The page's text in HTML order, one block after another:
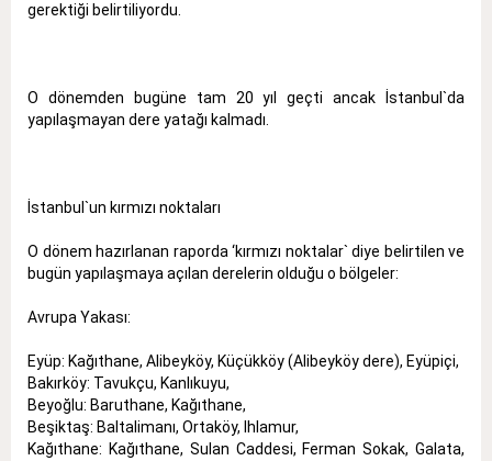
gerektiği belirtiliyordu.
O dönemden bugüne tam 20 yıl geçti ancak İstanbul`da
yapılaşmayan dere yatağı kalmadı.
İstanbul`un kırmızı noktaları
O dönem hazırlanan raporda ‘kırmızı noktalar` diye belirtilen ve
bugün yapılaşmaya açılan derelerin olduğu o bölgeler:
Avrupa Yakası:
Eyüp: Kağıthane, Alibeyköy, Küçükköy (Alibeyköy dere), Eyüpiçi,
Bakırköy: Tavukçu, Kanlıkuyu,
Beyoğlu: Baruthane, Kağıthane,
Beşiktaş: Baltalimanı, Ortaköy, Ihlamur,
Kağıthane: Kağıthane, Sulan Caddesi, Ferman Sokak, Galata,